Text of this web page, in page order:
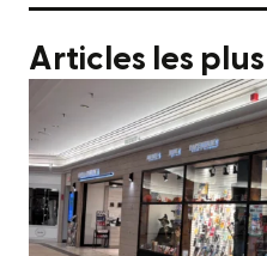
Articles les